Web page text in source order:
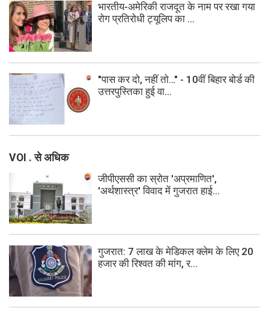
भारतीय-अमेरिकी राजदूत के नाम पर रखा गया
रोग प्रतिरोधी ट्यूलिप का ...
"पास कर दो, नहीं तो…" - 10वीं बिहार बोर्ड की
उत्तरपुस्तिका हुई वा...
VOI . से अधिक
जीपीएससी का स्रोत 'अप्रमाणित',
'अर्थशास्त्र' विवाद में गुजरात हाई...
गुजरात: 7 लाख के मेडिकल क्लेम के लिए 20
हजार की रिश्वत की मांग, र...